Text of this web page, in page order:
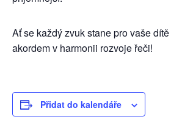
Ať se každý zvuk stane pro vaše
akordem v harmonii rozvoje řeči!
Přidat do kalendáře